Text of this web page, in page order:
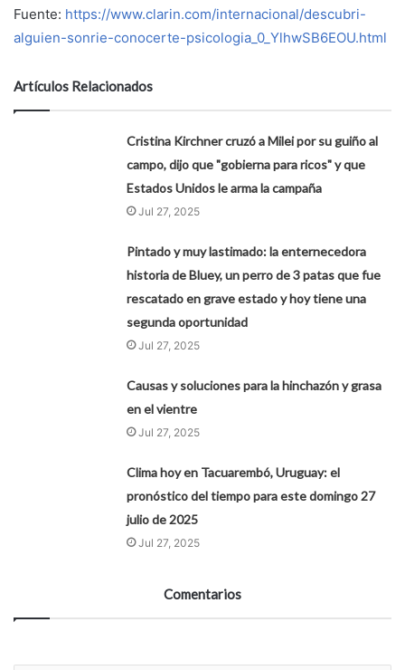
Fuente: https://www.clarin.com/internacional/descubri-
alguien-sonrie-conocerte-psicologia_0_YlhwSB6EOU.html
Artículos Relacionados
Cristina Kirchner cruzó a Milei por su guiño al
campo, dijo que "gobierna para ricos" y que
Estados Unidos le arma la campaña
Jul 27, 2025
Pintado y muy lastimado: la enternecedora
historia de Bluey, un perro de 3 patas que fue
rescatado en grave estado y hoy tiene una
segunda oportunidad
Jul 27, 2025
Causas y soluciones para la hinchazón y grasa
en el vientre
Jul 27, 2025
Clima hoy en Tacuarembó, Uruguay: el
pronóstico del tiempo para este domingo 27
julio de 2025
Jul 27, 2025
Comentarios